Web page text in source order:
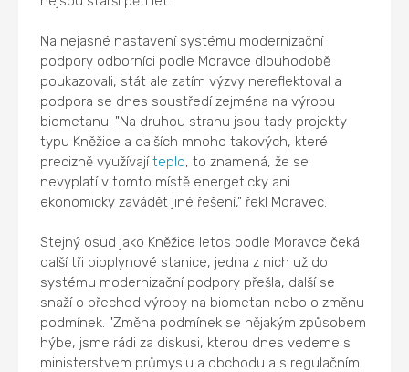
Na nejasné nastavení systému modernizační
podpory odborníci podle Moravce dlouhodobě
poukazovali, stát ale zatím výzvy nereflektoval a
podpora se dnes soustředí zejména na výrobu
biometanu. "Na druhou stranu jsou tady projekty
typu Kněžice a dalších mnoho takových, které
precizně využívajíteplo, to znamená, že se
nevyplatí v tomto místě energeticky ani
ekonomicky zavádět jiné řešení," řekl Moravec.
Stejný osud jako Kněžice letos podle Moravce čeká
další tři bioplynové stanice, jedna z nich už do
systému modernizační podpory přešla, další se
snaží o přechod výroby na biometan nebo o změnu
podmínek. "Změna podmínek se nějakým způsobem
hýbe, jsme rádi za diskusi, kterou dnes vedeme s
ministerstvem průmyslu a obchodu a s regulačním